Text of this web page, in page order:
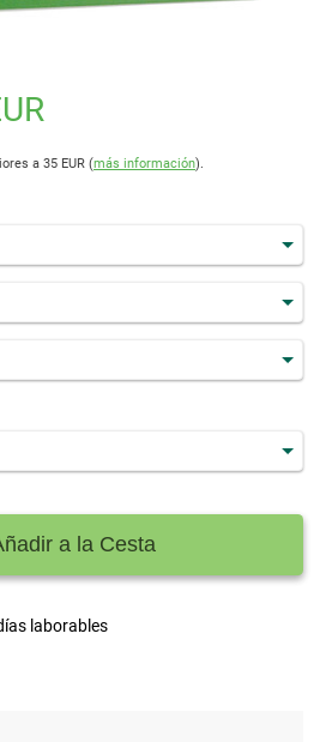
a 35 EUR (más información).
a la Cesta
laborables